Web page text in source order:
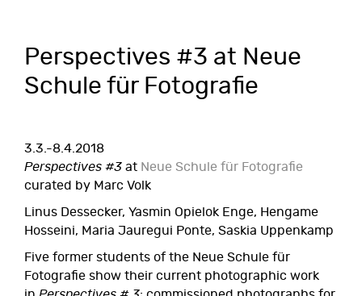
Perspectives #3 at Neue
Schule für Fotografie
3.3.-8.4.2018
Perspectives #3 at Neue Schule für Fotografie
curated by Marc Volk
Linus Dessecker, Yasmin Opielok Enge, Hengame
Hosseini, Maria Jauregui Ponte, Saskia Uppenkamp
Five former students of the Neue Schule für
Fotografie show their current photographic work